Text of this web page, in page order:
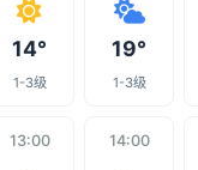
14°
1-3级
19°
1-3级
13:00 14:00